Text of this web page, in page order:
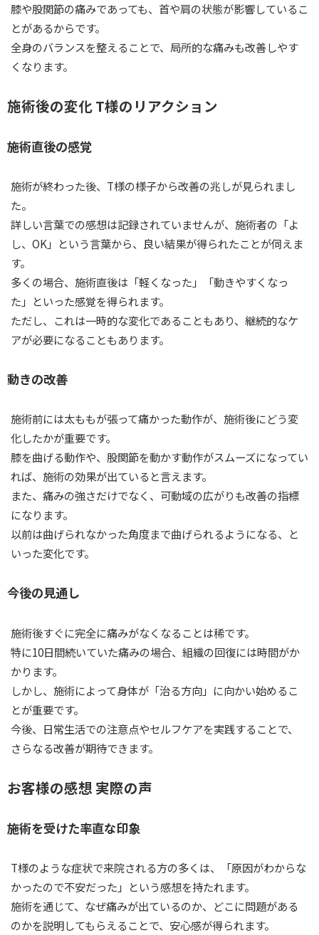
膝や股関節の痛みであっても、首や肩の状態が影響しているこ
とがあるからです。
全身のバランスを整えることで、局所的な痛みも改善しやす
くなります。
施術後の変化 T様のリアクション
施術直後の感覚
施術が終わった後、T様の様子から改善の兆しが見られまし
た。
詳しい言葉での感想は記録されていませんが、施術者の「よ
し、OK」という言葉から、良い結果が得られたことが伺えま
す。
多くの場合、施術直後は「軽くなった」「動きやすくなっ
た」といった感覚を得られます。
ただし、これは一時的な変化であることもあり、継続的なケ
アが必要になることもあります。
動きの改善
施術前には太ももが張って痛かった動作が、施術後にどう変
化したかが重要です。
膝を曲げる動作や、股関節を動かす動作がスムーズになってい
れば、施術の効果が出ていると言えます。
また、痛みの強さだけでなく、可動域の広がりも改善の指標
になります。
以前は曲げられなかった角度まで曲げられるようになる、と
いった変化です。
今後の見通し
施術後すぐに完全に痛みがなくなることは稀です。
特に10日間続いていた痛みの場合、組織の回復には時間がか
かります。
しかし、施術によって身体が「治る方向」に向かい始めるこ
とが重要です。
今後、日常生活での注意点やセルフケアを実践することで、
さらなる改善が期待できます。
お客様の感想 実際の声
施術を受けた率直な印象
T様のような症状で来院される方の多くは、「原因がわからな
かったので不安だった」という感想を持たれます。
施術を通じて、なぜ痛みが出ているのか、どこに問題がある
のかを説明してもらえることで、安心感が得られます。